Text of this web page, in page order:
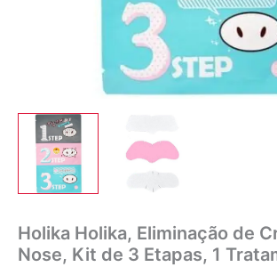
Holika Holika, Eliminação de
Nose, Kit de 3 Etapas, 1